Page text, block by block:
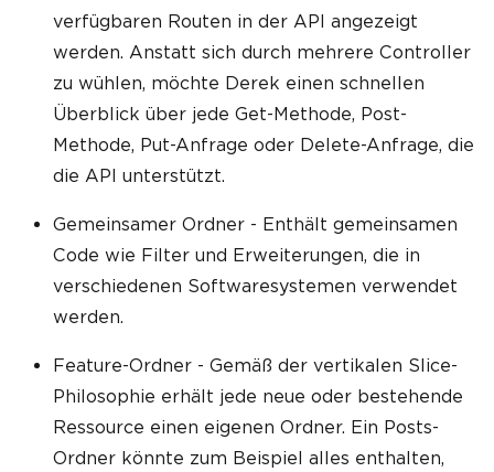
verfügbaren Routen in der API angezeigt
werden. Anstatt sich durch mehrere Controller
zu wühlen, möchte Derek einen schnellen
Überblick über jede Get-Methode, Post-
Methode, Put-Anfrage oder Delete-Anfrage, die
die API unterstützt.
Gemeinsamer Ordner - Enthält gemeinsamen
Code wie Filter und Erweiterungen, die in
verschiedenen Softwaresystemen verwendet
werden.
Feature-Ordner - Gemäß der vertikalen Slice-
Philosophie erhält jede neue oder bestehende
Ressource einen eigenen Ordner. Ein Posts-
Ordner könnte zum Beispiel alles enthalten,